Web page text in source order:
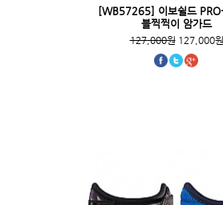
[WB57265] 이보쉴드
블찍찍이 암가드
127,000원127,000원